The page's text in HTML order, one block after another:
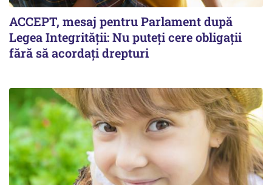
ACCEPT, mesaj pentru Parlament după
Legea Integrității: Nu puteți cere obligații
fără să acordați drepturi